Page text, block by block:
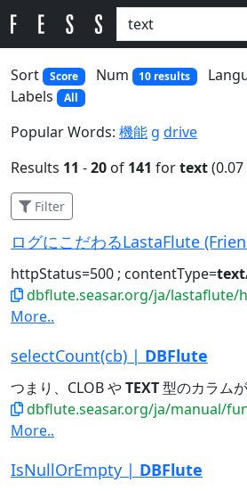
Sort
Score Num 10 results
Labels All
Popular Words: 機能 g drive
Results 11 -20 of 141 fortext
Filter
httpStatus=500 ; contentType=text/
dbflute.seasar.org/ja/lastaflute/howto/
More..
selectCount(cb) | DBFlute
つまり、CLOB やTEXT型のカラムが含ま
dbflute.seasar.org/ja/manual/function/ormapper/
More..
IsNullOrEmpty | DBFlute